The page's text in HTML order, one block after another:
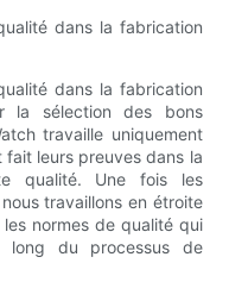
dans la fabrication
dans la fabrication
la sélection des bons
travaille uniquement
leurs preuves dans la
qualité. Une fois les
travaillons en étroite
normes de qualité qui
long du processus de